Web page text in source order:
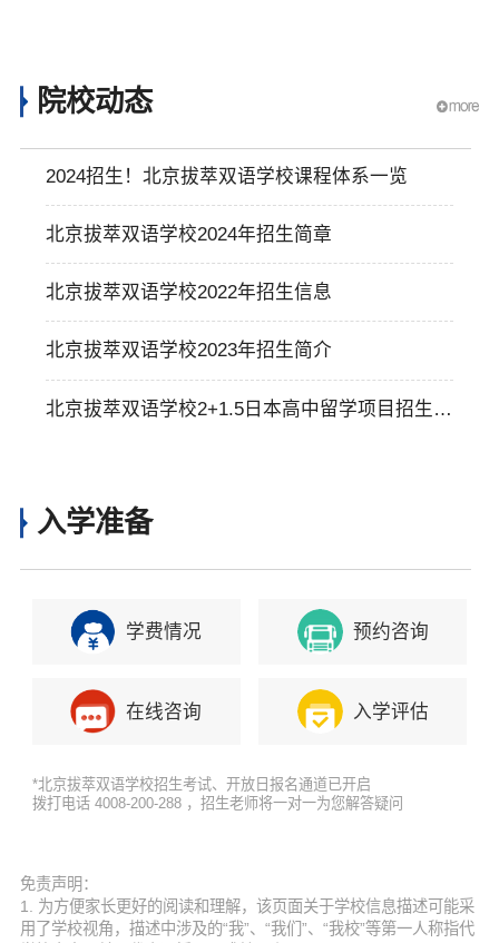
院校动态
2024招生！北京拔萃双语学校课程体系一览
北京拔萃双语学校2024年招生简章
北京拔萃双语学校2022年招生信息
北京拔萃双语学校2023年招生简介
北京拔萃双语学校2+1.5日本高中留学项目招生信
入学准备
学费情况 预约咨询
在线咨询 入学评估
*北京拔萃双语学校招生考试、开放日报名通道已开启
拨打电话 4008-200-288 ，招生老师将一对一为您解答疑问
免责声明：
1. 为方便家长更好的阅读和理解，该页面关于学校信息描述可能采
用了学校视角，描述中涉及的“我”、“我们”、“我校”等第一人称指代